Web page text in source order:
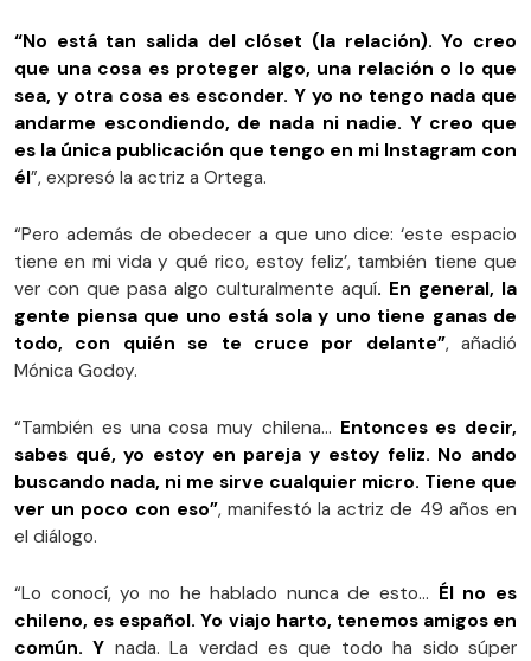
“No está tan salida del clóset (la relación). Yo creo
que una cosa es proteger algo, una relación o lo que
sea, y otra cosa es esconder. Y yo no tengo nada que
andarme escondiendo, de nada ni nadie. Y creo que
es la única publicación que tengo en mi Instagram con
él”, expresó la actriz a Ortega.
“Pero además de obedecer a que uno dice: ‘este espacio
tiene en mi vida y qué rico, estoy feliz’, también tiene que
ver con que pasa algo culturalmente aquí. En general, la
gente piensa que uno está sola y uno tiene ganas de
todo, con quién se te cruce por delante”, añadió
Mónica Godoy.
“También es una cosa muy chilena… Entonces es decir,
sabes qué, yo estoy en pareja y estoy feliz. No ando
buscando nada, ni me sirve cualquier micro. Tiene que
ver un poco con eso”, manifestó la actriz de 49 años en
el diálogo.
“Lo conocí, yo no he hablado nunca de esto… Él no es
chileno, es español. Yo viajo harto, tenemos amigos en
común. Y nada. La verdad es que todo ha sido súper